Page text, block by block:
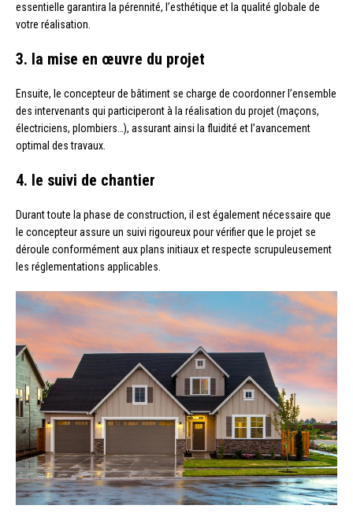
essentielle garantira la pérennité, l’esthétique et la qualité globale de
votre réalisation.
3. la mise en œuvre du projet
Ensuite, le concepteur de bâtiment se charge de coordonner l’ensemble
des intervenants qui participeront à la réalisation du projet (maçons,
électriciens, plombiers…), assurant ainsi la fluidité et l’avancement
optimal des travaux.
4. le suivi de chantier
Durant toute la phase de construction, il est également nécessaire que
le concepteur assure un suivi rigoureux pour vérifier que le projet se
déroule conformément aux plans initiaux et respecte scrupuleusement
les réglementations applicables.